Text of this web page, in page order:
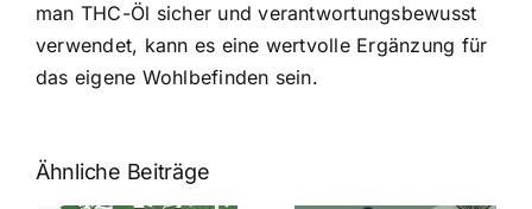
man THC-Öl sicher und verantwortungsbewusst
verwendet, kann es eine wertvolle Ergänzung für
das eigene Wohlbefinden sein.
Ähnliche Beiträge
Neue THC-